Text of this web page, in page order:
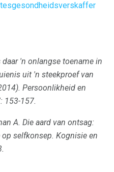
daar 'n onlangse toename in
uit 'n steekproef van
Persoonlikheid en
153-157.
A. Die aard van ontsag:
selfkonsep. Kognisie en